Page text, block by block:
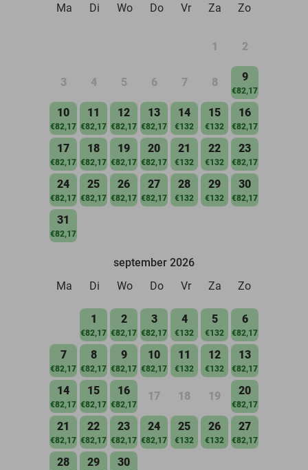
Ma
Di Wo Do Vr Za Zo
1 2
3 4 5 6 7 8 9
€82,17
10
€82,17
11
€82,17
12
€82,17
13
€82,17
14
€132
15
€132
16
€82,17
17
€82,17
18
€82,17
19
€82,17
20
€82,17
21
€132
22
€132
23
€82,17
24
€82,17
25
€82,17
26
€82,17
27
€82,17
28
€132
29
€132
30
€82,17
31
€82,17
september 2026
Ma
Di Wo Do Vr Za Zo
1
€82,17
2
€82,17
3
€82,17
4
€132
5
€132
6
€82,17
7
€82,17
8
€82,17
9
€82,17
10
€82,17
11
€132
12
€132
13
€82,17
14
€82,17
15
€82,17
16
€82,17
17 18 19 20
€82,17
21
€82,17
22
€82,17
23
€82,17
24
€82,17
25
€132
26
€132
27
€82,17
28 29 30